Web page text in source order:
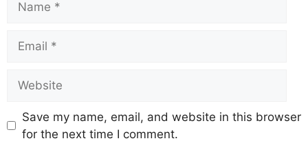
Save my name, email, and website in this browser
for the next time I comment.